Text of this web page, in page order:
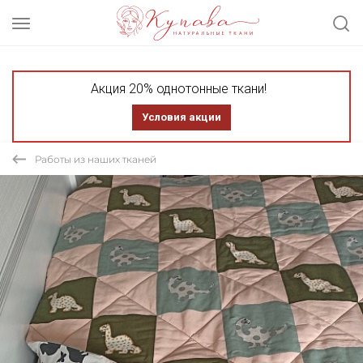
Акция 20% однотонные ткани!
Условия акции
Работы из наших тканей